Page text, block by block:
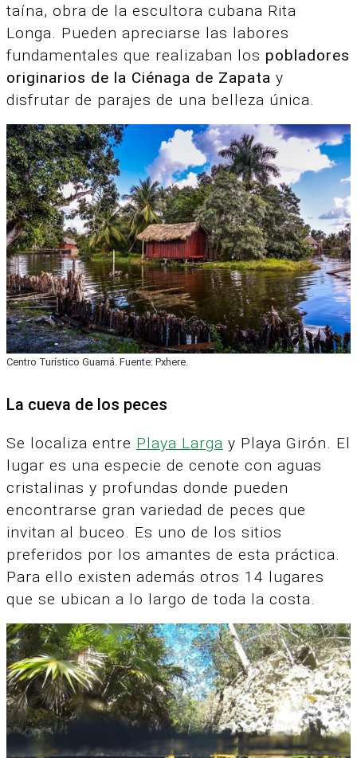
taína, obra de la escultora cubana Rita
Longa. Pueden apreciarse las labores
fundamentales que realizaban los pobladores
originarios de la Ciénaga de Zapata y
disfrutar de parajes de una belleza única.
Centro Turístico Guamá. Fuente: Pxhere.
La cueva de los peces
Se localiza entre Playa Larga y Playa Girón. El
lugar es una especie de cenote con aguas
cristalinas y profundas donde pueden
encontrarse gran variedad de peces que
invitan al buceo. Es uno de los sitios
preferidos por los amantes de esta práctica.
Para ello existen además otros 14 lugares
que se ubican a lo largo de toda la costa.